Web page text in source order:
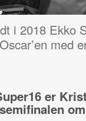
i 2018 Ekko
med
er